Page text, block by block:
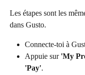
Les étapes sont les
dans Gusto.
Connecte-toi à
Appuie sur 'My
'Pay'.